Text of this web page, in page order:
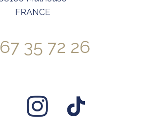
FRANCE
35 72 26